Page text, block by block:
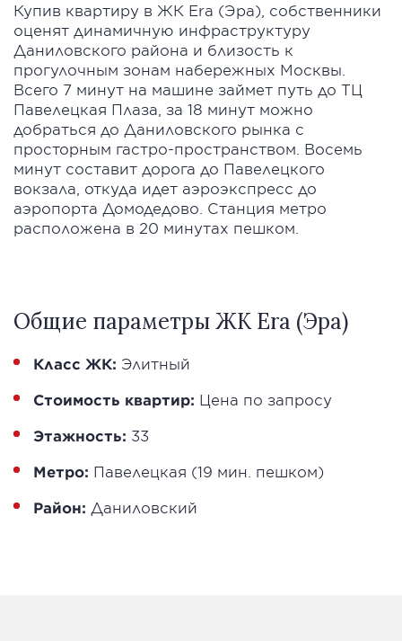
Купив квартиру в ЖК Era (Эра), собственники
оценят динамичную инфраструктуру
Даниловского района и близость к
прогулочным зонам набережных Москвы.
Всего 7 минут на машине займет путь до ТЦ
Павелецкая Плаза, за 18 минут можно
добраться до Даниловского рынка с
просторным гастро-пространством. Восемь
минут составит дорога до Павелецкого
вокзала, откуда идет аэроэкспресс до
аэропорта Домодедово. Станция метро
расположена в 20 минутах пешком.
Общие параметры ЖК Era (Эра)
Класс ЖК: Элитный
Стоимость квартир: Цена по запросу
Этажность: 33
Метро: Павелецкая (19 мин. пешком)
Район: Даниловский